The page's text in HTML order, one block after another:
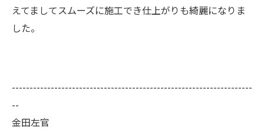
えてましてスムーズに施工でき仕上がりも綺麗になりま
した。
--------------------------------------------------------------------
--
金田左官